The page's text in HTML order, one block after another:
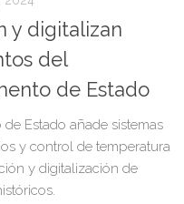
y digitalizan
del
de Estado
Estado añade sistemas
y control de temperatura
y digitalización de